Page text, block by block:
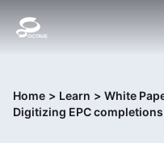
Home > Learn > White
Digitizing EPC